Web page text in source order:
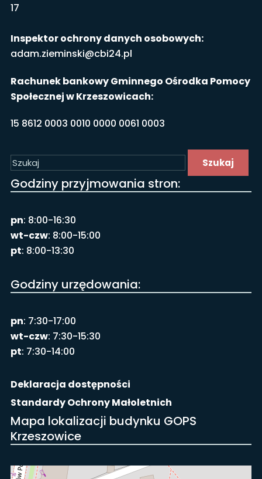
17
Inspektor ochrony danych osobowych:
adam.zieminski@cbi24.pl
Rachunek bankowy Gminnego Ośrodka Pomocy
Społecznej w Krzeszowicach:
15 8612 0003 0010 0000 0061 0003
Szukaj
Godziny przyjmowania stron:
pn: 8:00-16:30
wt-czw: 8:00-15:00
pt: 8:00-13:30
Godziny urzędowania:
pn: 7:30-17:00
wt-czw: 7:30-15:30
pt: 7:30-14:00
Deklaracja dostępności
Standardy Ochrony Małoletnich
Mapa lokalizacji budynku GOPS
Krzeszowice